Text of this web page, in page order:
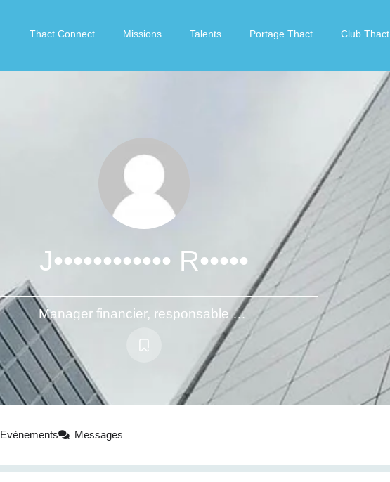
Thact Connect Missions Talents Portage Thact Club Thact
J•••••••••••• R•••••
Manager financier, responsable comptable, business analyst, auditeur
Evènements Messages